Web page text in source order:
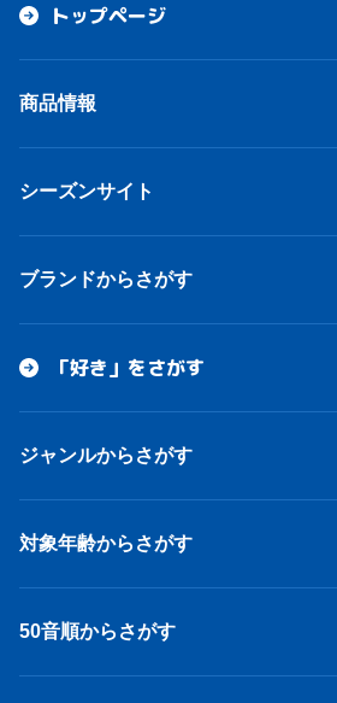
トップページ
商品情報
シーズンサイト
ブランドからさがす
「好き」をさがす
ジャンルからさがす
対象年齢からさがす
50音順からさがす